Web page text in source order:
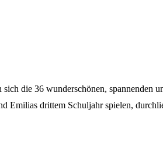
die 36 wunderschönen, spannenden
Emilias drittem Schuljahr spielen,